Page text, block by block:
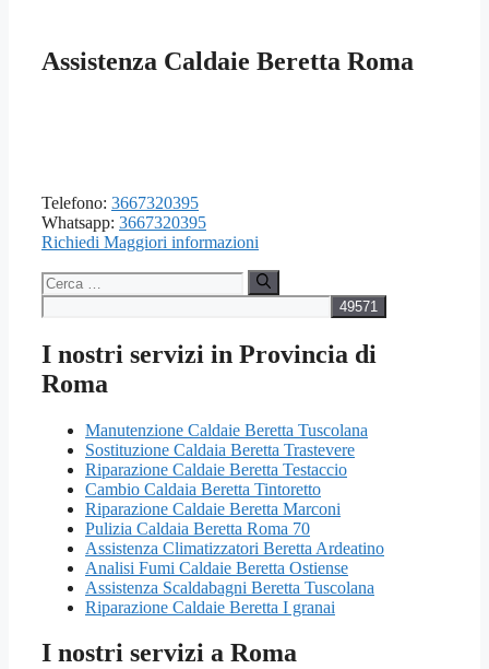
Assistenza Caldaie Beretta Roma
Telefono: 3667320395
Whatsapp: 3667320395
Richiedi Maggiori informazioni
Ricerca
per:
I nostri servizi in Provincia di
Roma
Manutenzione Caldaie Beretta Tuscolana
Sostituzione Caldaia Beretta Trastevere
Riparazione Caldaie Beretta Testaccio
Cambio Caldaia Beretta Tintoretto
Riparazione Caldaie Beretta Marconi
Pulizia Caldaia Beretta Roma 70
Assistenza Climatizzatori Beretta Ardeatino
Analisi Fumi Caldaie Beretta Ostiense
Assistenza Scaldabagni Beretta Tuscolana
Riparazione Caldaie Beretta I granai
I nostri servizi a Roma